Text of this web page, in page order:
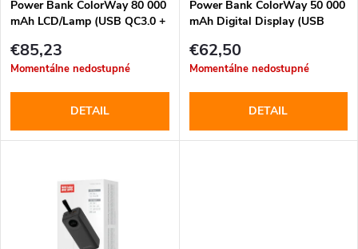
e
p
r
o
p
r
Power Bank ColorWay 80 000
mAh LCD/Lamp (USB QC3.0 +
Čierna (CW-PB800LPA8BK-
PDD)
€85,23
Momentálne nedostupné
DETAIL
Power Bank ColorWay 50 000
mAh Digital Display (USB
Delivery 22.5W) Black
€62,50
Momentálne nedostupné
DETAIL